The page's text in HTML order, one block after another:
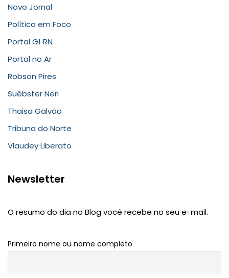
Novo Jornal
Política em Foco
Portal G1 RN
Portal no Ar
Robson Pires
Suébster Neri
Thaisa Galvão
Tribuna do Norte
Vlaudey Liberato
Newsletter
O resumo do dia no Blog você recebe no seu e-mail.
Primeiro nome ou nome completo